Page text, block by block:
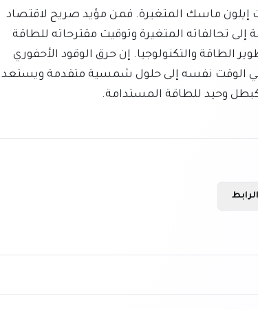
وحيد للطاقة المستدامة.